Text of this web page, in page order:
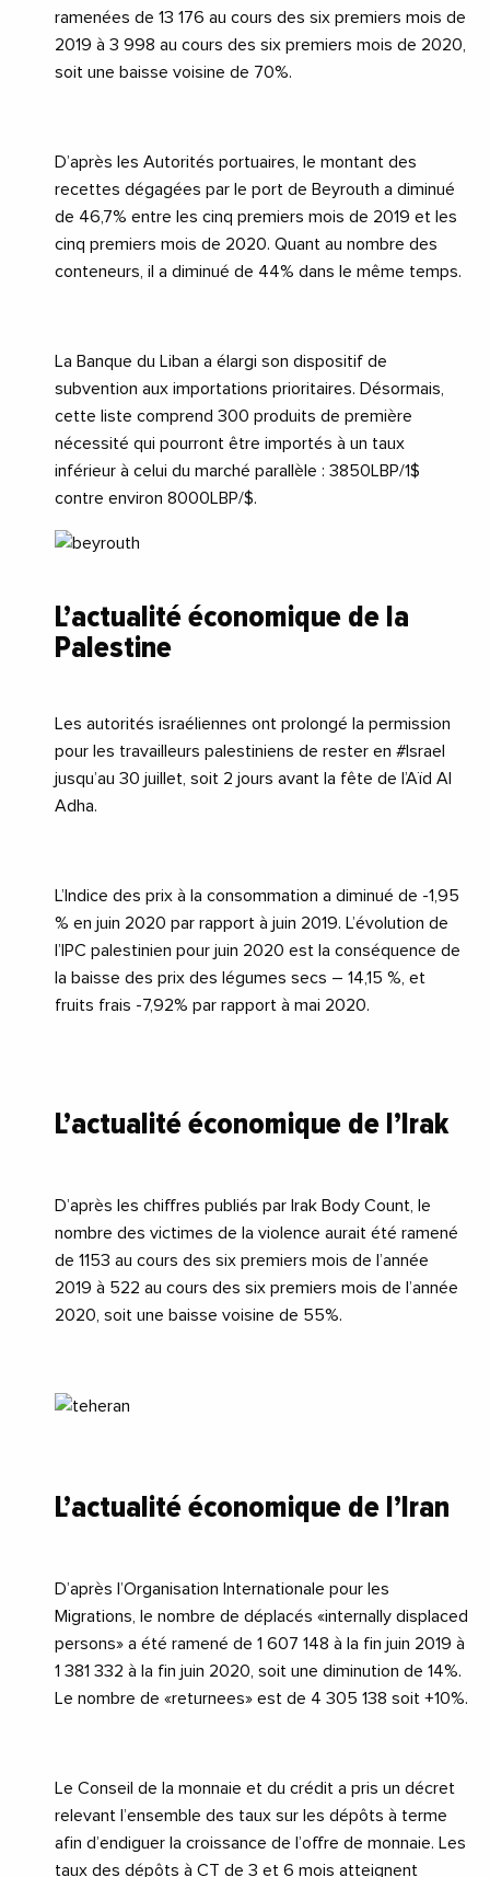
ramenées de 13 176 au cours des six premiers mois de
2019 à 3 998 au cours des six premiers mois de 2020,
soit une baisse voisine de 70%.
D’après les Autorités portuaires, le montant des
recettes dégagées par le port de Beyrouth a diminué
de 46,7% entre les cinq premiers mois de 2019 et les
cinq premiers mois de 2020. Quant au nombre des
conteneurs, il a diminué de 44% dans le même temps.
La Banque du Liban a élargi son dispositif de
subvention aux importations prioritaires. Désormais,
cette liste comprend 300 produits de première
nécessité qui pourront être importés à un taux
inférieur à celui du marché parallèle : 3850LBP/1$
contre environ 8000LBP/$.
L’actualité économique de la
Palestine
Les autorités israéliennes ont prolongé la permission
pour les travailleurs palestiniens de rester en #Israel
jusqu’au 30 juillet, soit 2 jours avant la fête de l’Aïd Al
Adha.
L’Indice des prix à la consommation a diminué de -1,95
% en juin 2020 par rapport à juin 2019. L’évolution de
l’IPC palestinien pour juin 2020 est la conséquence de
la baisse des prix des légumes secs – 14,15 %, et
fruits frais -7,92% par rapport à mai 2020.
L’actualité économique de l’Irak
D’après les chiffres publiés par Irak Body Count, le
nombre des victimes de la violence aurait été ramené
de 1153 au cours des six premiers mois de l’année
2019 à 522 au cours des six premiers mois de l’année
2020, soit une baisse voisine de 55%.
L’actualité économique de l’Iran
D’après l’Organisation Internationale pour les
Migrations, le nombre de déplacés «internally displaced
persons» a été ramené de 1 607 148 à la fin juin 2019 à
1 381 332 à la fin juin 2020, soit une diminution de 14%.
Le nombre de «returnees» est de 4 305 138 soit +10%.
Le Conseil de la monnaie et du crédit a pris un décret
relevant l’ensemble des taux sur les dépôts à terme
afin d’endiguer la croissance de l’offre de monnaie. Les
taux des dépôts à CT de 3 et 6 mois atteignent